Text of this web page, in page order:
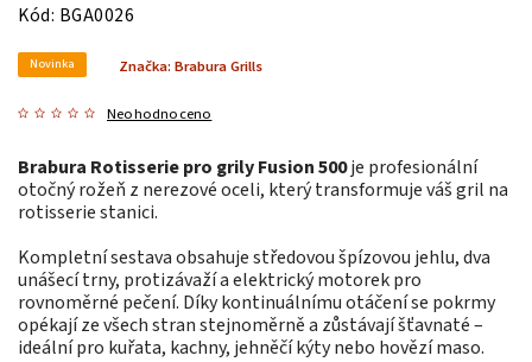
Kód: BGA0026
Novinka
Neohodnoceno
Značka: Brabura Grills
Brabura Rotisserie pro grily Fusion 500je profesionální
otočný rožeň z nerezové oceli, který transformuje váš gril na
rotisserie stanici.
Kompletní sestava obsahuje středovou špízovou jehlu, dva
unášecí trny, protizávaží a elektrický motorek pro
rovnoměrné pečení. Díky kontinuálnímu otáčení se pokrmy
opékají ze všech stran stejnoměrně a zůstávají šťavnaté –
ideální pro kuřata, kachny, jehněčí kýty nebo hovězí maso.